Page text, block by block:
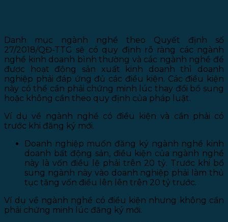
Danh mục ngành nghề theo Quyết định số
27/2018/QĐ-TTG sẽ có quy định rõ ràng các ngành
nghề kinh doanh bình thường và các ngành nghề để
được hoạt động sản xuất kinh doanh thì doanh
nghiệp phải đáp ứng đủ các điều kiện. Các điều kiện
này có thể cần phải chứng minh lúc thay đổi bổ sung
hoặc không cần theo quy định của pháp luật.
Ví dụ về ngành nghề có điều kiện và cần phải có
trước khi đăng ký mới.
Doanh nghiệp muốn đăng ký ngành nghề kinh
doanh bất động sản, điều kiện của ngành nghề
này là vốn điều lệ phải trên 20 tỷ. Trước khi bổ
sung ngành này vào doanh nghiệp phải làm thủ
tục tăng vốn điều lên lên trên 20 tỷ trước.
Ví dụ về ngành nghề có điều kiện nhưng không cần
phải chứng minh lúc đăng ký mới.